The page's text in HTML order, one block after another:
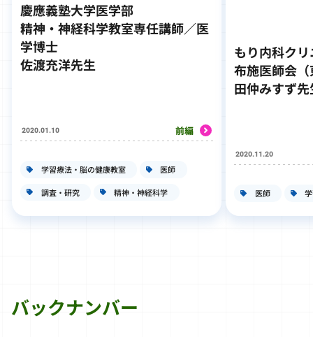
慶應義塾大学医学部
精神・神経科学教室専任講師／医
学博士
佐渡充洋先生
2020.01.10 前編
学習療法・脳の健康教室 医師
調査・研究 精神・神経科学
もり内科ク
布施医師会
田仲みすず先
2020.11.20
医師
バックナンバー